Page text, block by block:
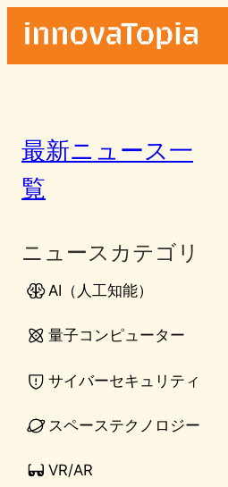
最新ニュース一
覧
ニュースカテゴリ
AI（人工知能）
量子コンピューター
サイバーセキュリティ
スペーステクノロジー
VR/AR